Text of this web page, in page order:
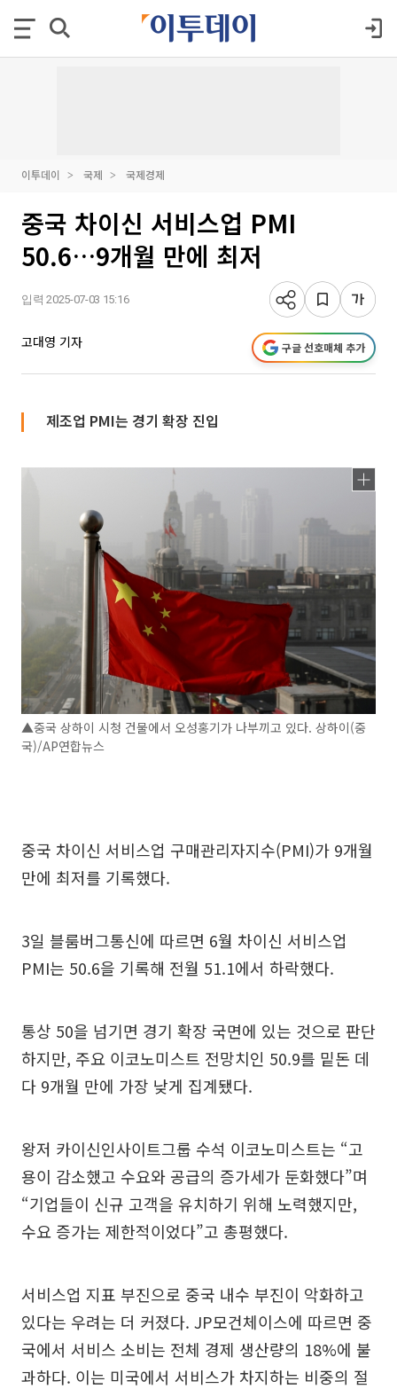
이투데이 국제 국제경제
중국 차이신 서비스업 PMI
50.6…9개월 만에 최저
입력 2025-07-03 15:16
고대영 기자 구글 선호매체 추가
제조업 PMI는 경기 확장 진입
▲중국 상하이 시청 건물에서 오성홍기가 나부끼고 있다. 상하이(중
국)/AP연합뉴스
중국 차이신 서비스업 구매관리자지수(PMI)가 9개월
만에 최저를 기록했다.
3일 블룸버그통신에 따르면 6월 차이신 서비스업
PMI는 50.6을 기록해 전월 51.1에서 하락했다.
통상 50을 넘기면 경기 확장 국면에 있는 것으로 판단
하지만, 주요 이코노미스트 전망치인 50.9를 밑돈 데
다 9개월 만에 가장 낮게 집계됐다.
왕저 카이신인사이트그룹 수석 이코노미스트는 “고
용이 감소했고 수요와 공급의 증가세가 둔화했다”며
“기업들이 신규 고객을 유치하기 위해 노력했지만,
수요 증가는 제한적이었다”고 총평했다.
서비스업 지표 부진으로 중국 내수 부진이 악화하고
있다는 우려는 더 커졌다. JP모건체이스에 따르면 중
국에서 서비스 소비는 전체 경제 생산량의 18%에 불
과하다. 이는 미국에서 서비스가 차지하는 비중의 절